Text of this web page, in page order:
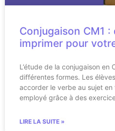
Conjugaison CM1
imprimer pour
L’étude de la conjugaison en
différentes formes. Les
accorder le verbe au sujet
employé grâce à des
LIRE LA SUITE »